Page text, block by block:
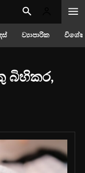
ව්‍යාපාරික
බිහිකර,